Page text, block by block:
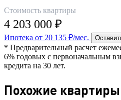
Стоимость квартиры
4 203 000 ₽
Ипотека от 20 135 ₽/мес.
* Предварительный расчет
6% годовых с первоначальным
кредита на 30 лет.
Похожие квартиры